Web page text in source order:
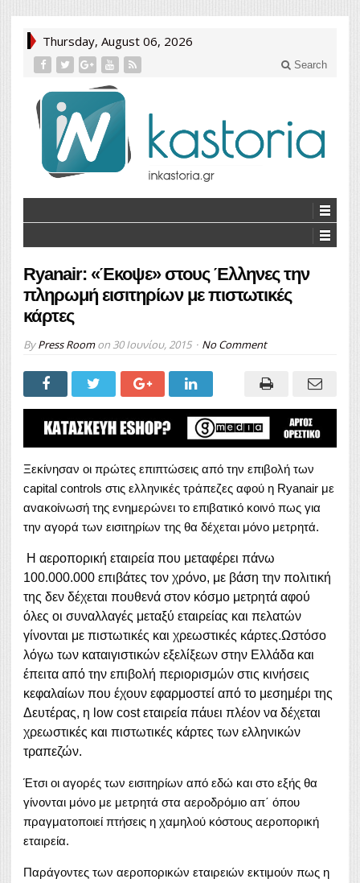
Thursday, August 06, 2026
Search
Ryanair: «Έκοψε» στους Έλληνες την
πληρωμή εισιτηρίων με πιστωτικές
κάρτες
ByPress Roomon 30 Ιουνίου, 2015 No Comment
Ξεκίνησαν οι πρώτες επιπτώσεις από την επιβολή των
capital controls στις ελληνικές τράπεζες αφού η Ryanair με
ανακοίνωσή της ενημερώνει το επιβατικό κοινό πως για
την αγορά των εισιτηρίων της θα δέχεται μόνο μετρητά.
Η αεροπορική εταιρεία που μεταφέρει πάνω
100.000.000 επιβάτες τον χρόνο, με βάση την πολιτική
της δεν δέχεται πουθενά στον κόσμο μετρητά αφού
όλες οι συναλλαγές μεταξύ εταιρείας και πελατών
γίνονται με πιστωτικές και χρεωστικές κάρτες.Ωστόσο
λόγω των καταιγιστικών εξελίξεων στην Ελλάδα και
έπειτα από την επιβολή περιορισμών στις κινήσεις
κεφαλαίων που έχουν εφαρμοστεί από το μεσημέρι της
Δευτέρας, η low cost εταιρεία πάυει πλέον να δέχεται
χρεωστικές και πιστωτικές κάρτες των ελληνικών
τραπεζών.
Έτσι οι αγορές των εισιτηρίων από εδώ και στο εξής θα
γίνονται μόνο με μετρητά στα αεροδρόμιο απ΄ όπου
πραγματοποιεί πτήσεις η χαμηλού κόστους αεροπορική
εταιρεία.
Παράγοντες των αεροπορικών εταιρειών εκτιμούν πως η